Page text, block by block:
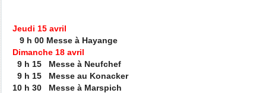
Jeudi 15 avril
9 h 00 Messe à Hayange
Dimanche 18 avril
9 h 15 Messe à Neufchef
9 h 15 Messe au Konacker
10 h 30 Messe à Marspich